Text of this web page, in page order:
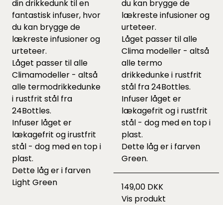
din drikkedunk til en
fantastisk infuser, hvor
du kan brygge de
lækreste infusioner og
urteteer.
Låget passer til alle
Climamodeller - altså
alle termodrikkedunke
i rustfrit stål fra
24Bottles.
Infuser låget er
lækagefrit og irustfrit
stål - dog med en top i
plast.
Dette låg er i farven
Light Green
du kan brygge de
lækreste infusioner og
urteteer.
Låget passer til alle
Clima modeller - altså
alle termo
drikkedunke i rustfrit
stål fra 24Bottles.
Infuser låget er
lækagefrit og i rustfrit
stål - dog med en top i
plast.
Dette låg er i farven
Green.
149,00 DKK
Vis produkt